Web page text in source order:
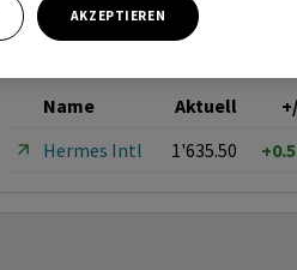
Name Aktuell
Hermes Intl
1'635.50
AKZEPTIEREN